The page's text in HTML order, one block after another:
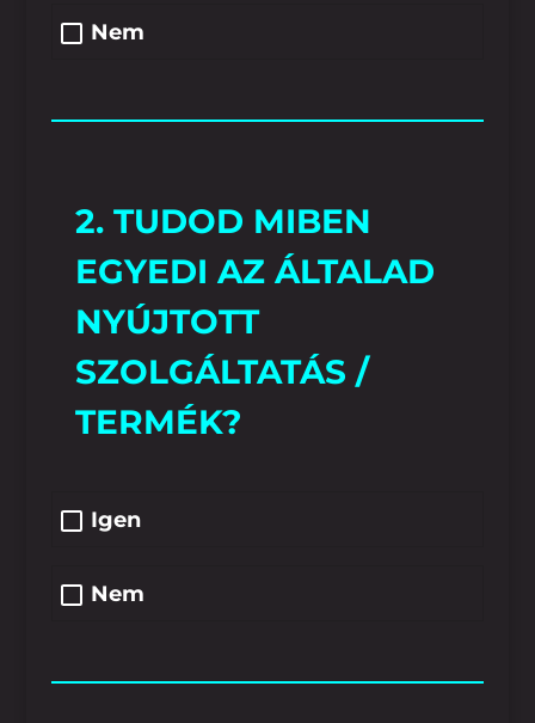
Nem
2. TUDOD MIBEN
EGYEDI AZ ÁLTALAD
NYÚJTOTT
SZOLGÁLTATÁS /
TERMÉK?
Igen
Nem